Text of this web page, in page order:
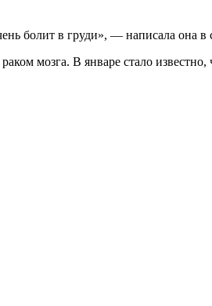
болит в груди», — написала она в
мозга. В январе стало